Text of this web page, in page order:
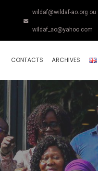
wildaf@wildaf-ao.org ou
wildaf_ao@yahoo.com
CONTACTS ARCHIVES